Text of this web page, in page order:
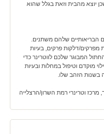
יוצא מהבית וזאת בגלל שהוא
הבריאותיים שלהם משתנים.
מפרקים/דלקות פרקים, בעיות
המבוגר שלכם לווטרינר כדי
מוקדם וטיפול במחלות ובעיות
בשנות הזהב שלו.
מרכז וטרינרי רמת השרון/הרצלייה